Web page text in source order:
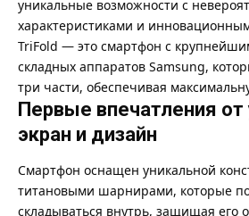
уникальные возможности с
характеристиками и
TriFold — это смартфон с
складных аппаратов Samsung,
три части, обеспечивая
Первые впечатления от
экран и дизайн
Смартфон оснащен уникальной
титановыми шарнирами, которые
складываться внутрь, защищая его